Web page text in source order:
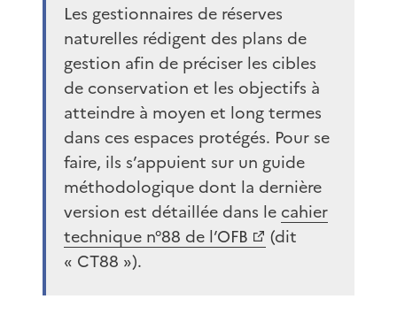
Les gestionnaires de réserves
naturelles rédigent des plans de
gestion afin de préciser les cibles
de conservation et les objectifs à
atteindre à moyen et long termes
dans ces espaces protégés. Pour se
faire, ils s’appuient sur un guide
méthodologique dont la dernière
version est détaillée dans le cahier
technique n°88 de l’OFB
(dit
« CT88 »).